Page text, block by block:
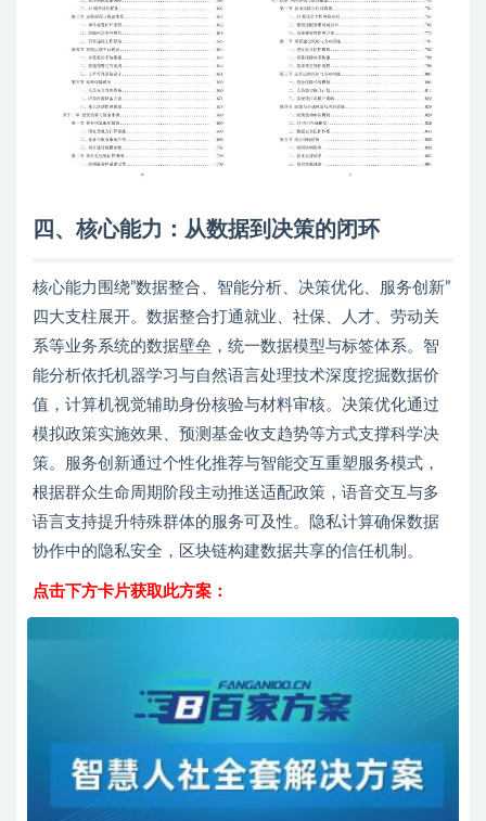
四 、核心能力：从数据到决策的闭环
核心能力围绕”数据整合、智能分析、决策优化、服务创新”
四大支柱展开。数据整合打通就业、社保、人才、劳动关
系等业务系统的数据壁垒，统一数据模型与标签体系。智
能分析依托机器学习与自然语言处理技术深度挖掘数据价
值，计算机视觉辅助身份核验与材料审核。决策优化通过
模拟政策实施效果、预测基金收支趋势等方式支撑科学决
策。服务创新通过个性化推荐与智能交互重塑服务模式，
根据群众生命周期阶段主动推送适配政策，语音交互与多
语言支持提升特殊群体的服务可及性。隐私计算确保数据
协作中的隐私安全，区块链构建数据共享的信任机制。
点击下方卡片获取此方案：